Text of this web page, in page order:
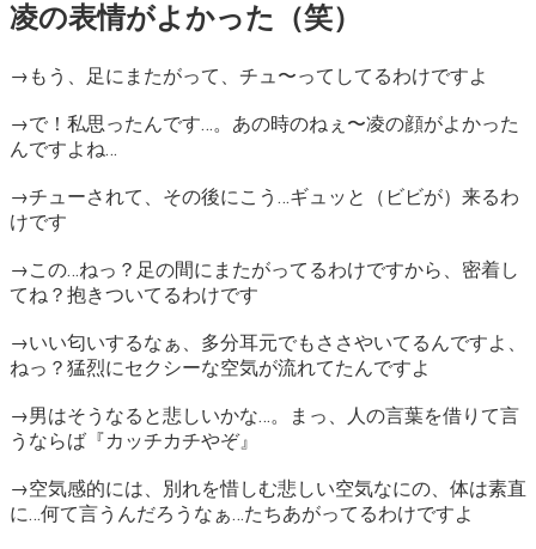
凌の表情がよかった（笑）
→もう、足にまたがって、チュ〜ってしてるわけですよ
→で！私思ったんです…。 あの時のねぇ〜凌の顔がよかった
んですよね…
→チューされて、その後にこう…ギュッと（ビビが）来るわ
けです
→この…ねっ？足の間にまたがってるわけですから、密着し
てね？抱きついてるわけです
→いい匂いするなぁ、多分耳元でもささやいてるんですよ、
ねっ？猛烈にセクシーな空気が流れてたんですよ
→男はそうなると悲しいかな…。まっ、人の言葉を借りて言
うならば『カッチカチやぞ』
→空気感的には、別れを惜しむ悲しい空気なにの、体は素直
に…何て言うんだろうなぁ…たちあがってるわけですよ